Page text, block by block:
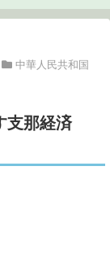
中華人民共和国
支那経済